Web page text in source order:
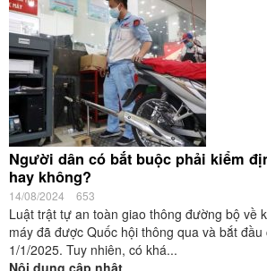
Người dân có bắt buộc phải kiểm
hay không?
14/08/2024 653
Luật trật tự an toàn giao thông đường bộ về
máy đã được Quốc hội thông qua và bắt
1/1/2025. Tuy nhiên, có khá...
Nội dung cập nhật